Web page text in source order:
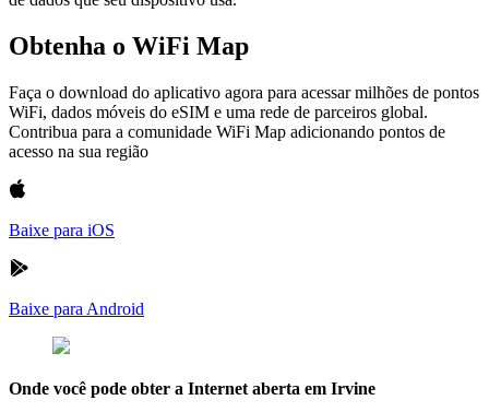
Obtenha o WiFi Map
Faça o download do aplicativo agora para acessar milhões de pontos
WiFi, dados móveis do eSIM e uma rede de parceiros global.
Contribua para a comunidade WiFi Map adicionando pontos de
acesso na sua região
Baixe para iOS
Baixe para Android
Onde você pode obter a Internet aberta em Irvine